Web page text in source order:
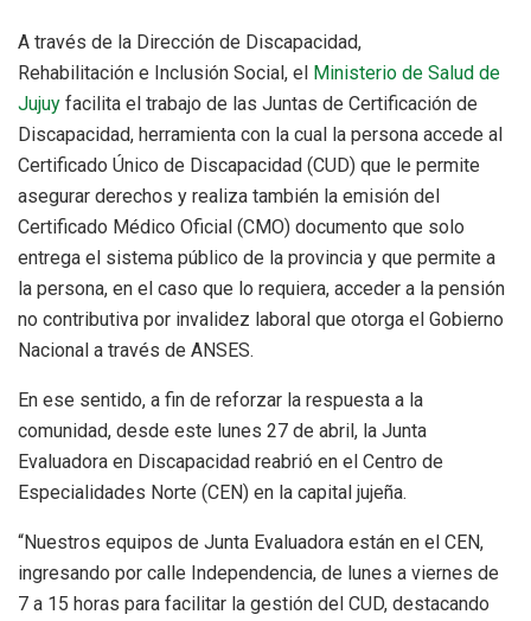
A través de la Dirección de Discapacidad,
Rehabilitación e Inclusión Social, el Ministerio de Salud de
Jujuy facilita el trabajo de las Juntas de Certificación de
Discapacidad, herramienta con la cual la persona accede al
Certificado Único de Discapacidad (CUD) que le permite
asegurar derechos y realiza también la emisión del
Certificado Médico Oficial (CMO) documento que solo
entrega el sistema público de la provincia y que permite a
la persona, en el caso que lo requiera, acceder a la pensión
no contributiva por invalidez laboral que otorga el Gobierno
Nacional a través de ANSES.
En ese sentido, a fin de reforzar la respuesta a la
comunidad, desde este lunes 27 de abril, la Junta
Evaluadora en Discapacidad reabrió en el Centro de
Especialidades Norte (CEN) en la capital jujeña.
“Nuestros equipos de Junta Evaluadora están en el CEN,
ingresando por calle Independencia, de lunes a viernes de
7 a 15 horas para facilitar la gestión del CUD, destacando